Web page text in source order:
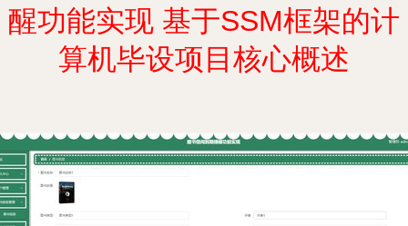
醒功能实现 基于SSM框架的计
算机毕设项目核心概述